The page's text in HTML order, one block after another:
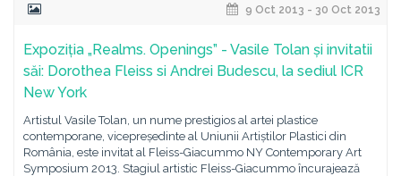
9 Oct 2013 - 30 Oct 2013
Expoziția „Realms. Openings” - Vasile Tolan și invitatii
săi: Dorothea Fleiss si Andrei Budescu, la sediul ICR
New York
Artistul Vasile Tolan, un nume prestigios al artei plastice
contemporane, vicepreședinte al Uniunii Artiștilor Plastici din
România, este invitat al Fleiss-Giacummo NY Contemporary Art
Symposium 2013. Stagiul artistic Fleiss-Giacummo încurajează